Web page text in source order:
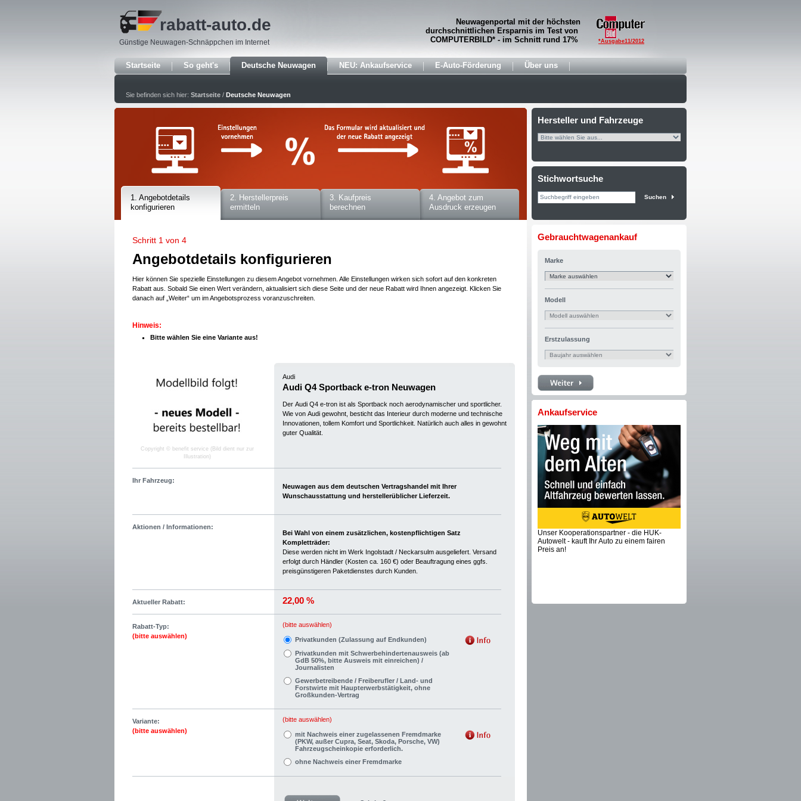
rabatt-auto.de
Günstige Neuwagen-Schnäppchen im Internet
Neuwagenportal mit der höchsten
durchschnittlichen Ersparnis im Test von
COMPUTERBILD* - im Schnitt rund 17%
*Ausgabe11/2012
Startseite So geht's Deutsche Neuwagen NEU: Ankaufservice E-Auto-Förderung Über uns
Sie befinden sich hier: Startseite / Deutsche Neuwagen
1. Angebotdetails
konfigurieren
2. Herstellerpreis
ermitteln
3. Kaufpreis
berechnen
4. Angebot zum
Ausdruck erzeugen
Schritt 1 von 4
Angebotdetails konfigurieren
Hier können Sie spezielle Einstellungen zu diesem Angebot vornehmen. Alle Einstellungen wirken sich sofort auf den konkreten
Rabatt aus. Sobald Sie einen Wert verändern, aktualisiert sich diese Seite und der neue Rabatt wird Ihnen angezeigt. Klicken Sie
danach auf „Weiter“ um im Angebotsprozess voranzuschreiten.
Hinweis:
Bitte wählen Sie eine Variante aus!
Copyright © benefit service (Bild dient nur zur
Illustration)
Audi
Audi Q4 Sportback e-tron Neuwagen
Der Audi Q4 e-tron ist als Sportback noch aerodynamischer und sportlicher.
Wie von Audi gewohnt, besticht das Interieur durch moderne und technische
Innovationen, tollem Komfort und Sportlichkeit. Natürlich auch alles in gewohnt
guter Qualität.
Ihr Fahrzeug:
Neuwagen aus dem deutschen Vertragshandel mit Ihrer
Wunschausstattung und herstellerüblicher Lieferzeit.
Aktionen / Informationen:
Bei Wahl von einem zusätzlichen, kostenpflichtigen Satz
Kompletträder:
Diese werden nicht im Werk Ingolstadt / Neckarsulm ausgeliefert. Versand
erfolgt durch Händler (Kosten ca. 160 €) oder Beauftragung eines ggfs.
preisgünstigeren Paketdienstes durch Kunden.
Aktueller Rabatt: 22,00 %
Rabatt-Typ:
(bitte auswählen)
(bitte auswählen)
Privatkunden (Zulassung auf Endkunden)
Privatkunden mit Schwerbehindertenausweis (ab
GdB 50%, bitte Ausweis mit einreichen) /
Journalisten
Gewerbetreibende / Freiberufler / Land- und
Forstwirte mit Haupterwerbstätigkeit, ohne
Großkunden-Vertrag
Variante:
(bitte auswählen)
(bitte auswählen)
mit Nachweis einer zugelassenen Fremdmarke
(PKW, außer Cupra, Seat, Skoda, Porsche, VW)
Fahrzeugscheinkopie erforderlich.
ohne Nachweis einer Fremdmarke
Hersteller und Fahrzeuge
Stichwortsuche
Suchen
Gebrauchtwagenankauf
Marke
Modell
Erstzulassung
Ankaufservice
Unser Kooperationspartner - die HUK-
Autowelt - kauft Ihr Auto zu einem fairen
Preis an!